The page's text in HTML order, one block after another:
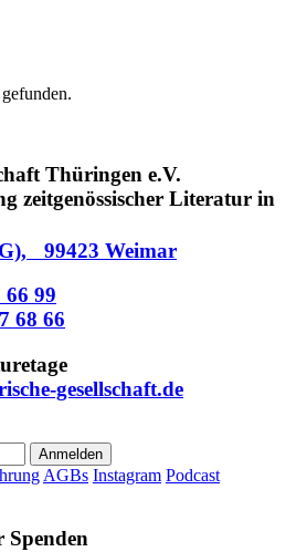
Thüringen e.V.
zeitgenössischer Literatur in
99423 Weimar
66 99
68 66
gesellschaft.de
Anmelden
AGBs Instagram Podcast